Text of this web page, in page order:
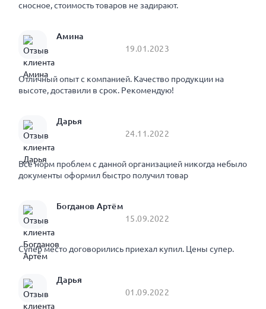
сносное, стоимость товаров не задирают.
Амина
19.01.2023
Отличный опыт с компанией. Качество продукции на
высоте, доставили в срок. Рекомендую!
Дарья
24.11.2022
Все норм проблем с данной организацией никогда небыло
документы оформил быстро получил товар
Богданов Артём
15.09.2022
Супер место договорились приехал купил. Цены супер.
Дарья
01.09.2022